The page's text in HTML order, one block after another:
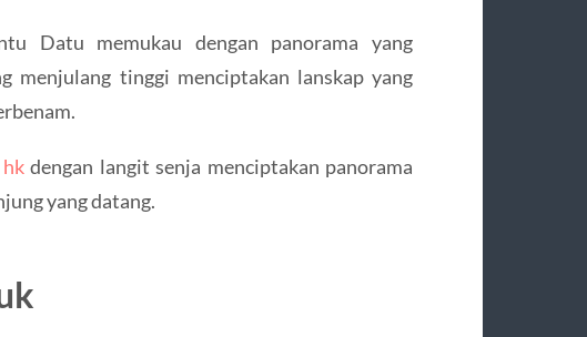
Datu memukau dengan panorama yang
menjulang tinggi menciptakan lanskap yang
dengan langit senja menciptakan panorama
yang datang.